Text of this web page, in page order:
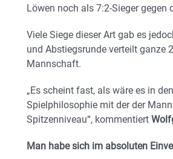
Löwen noch als 7:2-Sieger gegen
Viele Siege dieser Art gab es
und Abstiegsrunde verteilt ganze
Mannschaft.
„Es scheint fast, als wäre es in
Spielphilosophie mit der der
Spitzenniveau“, kommentiert
Man habe sich im absoluten